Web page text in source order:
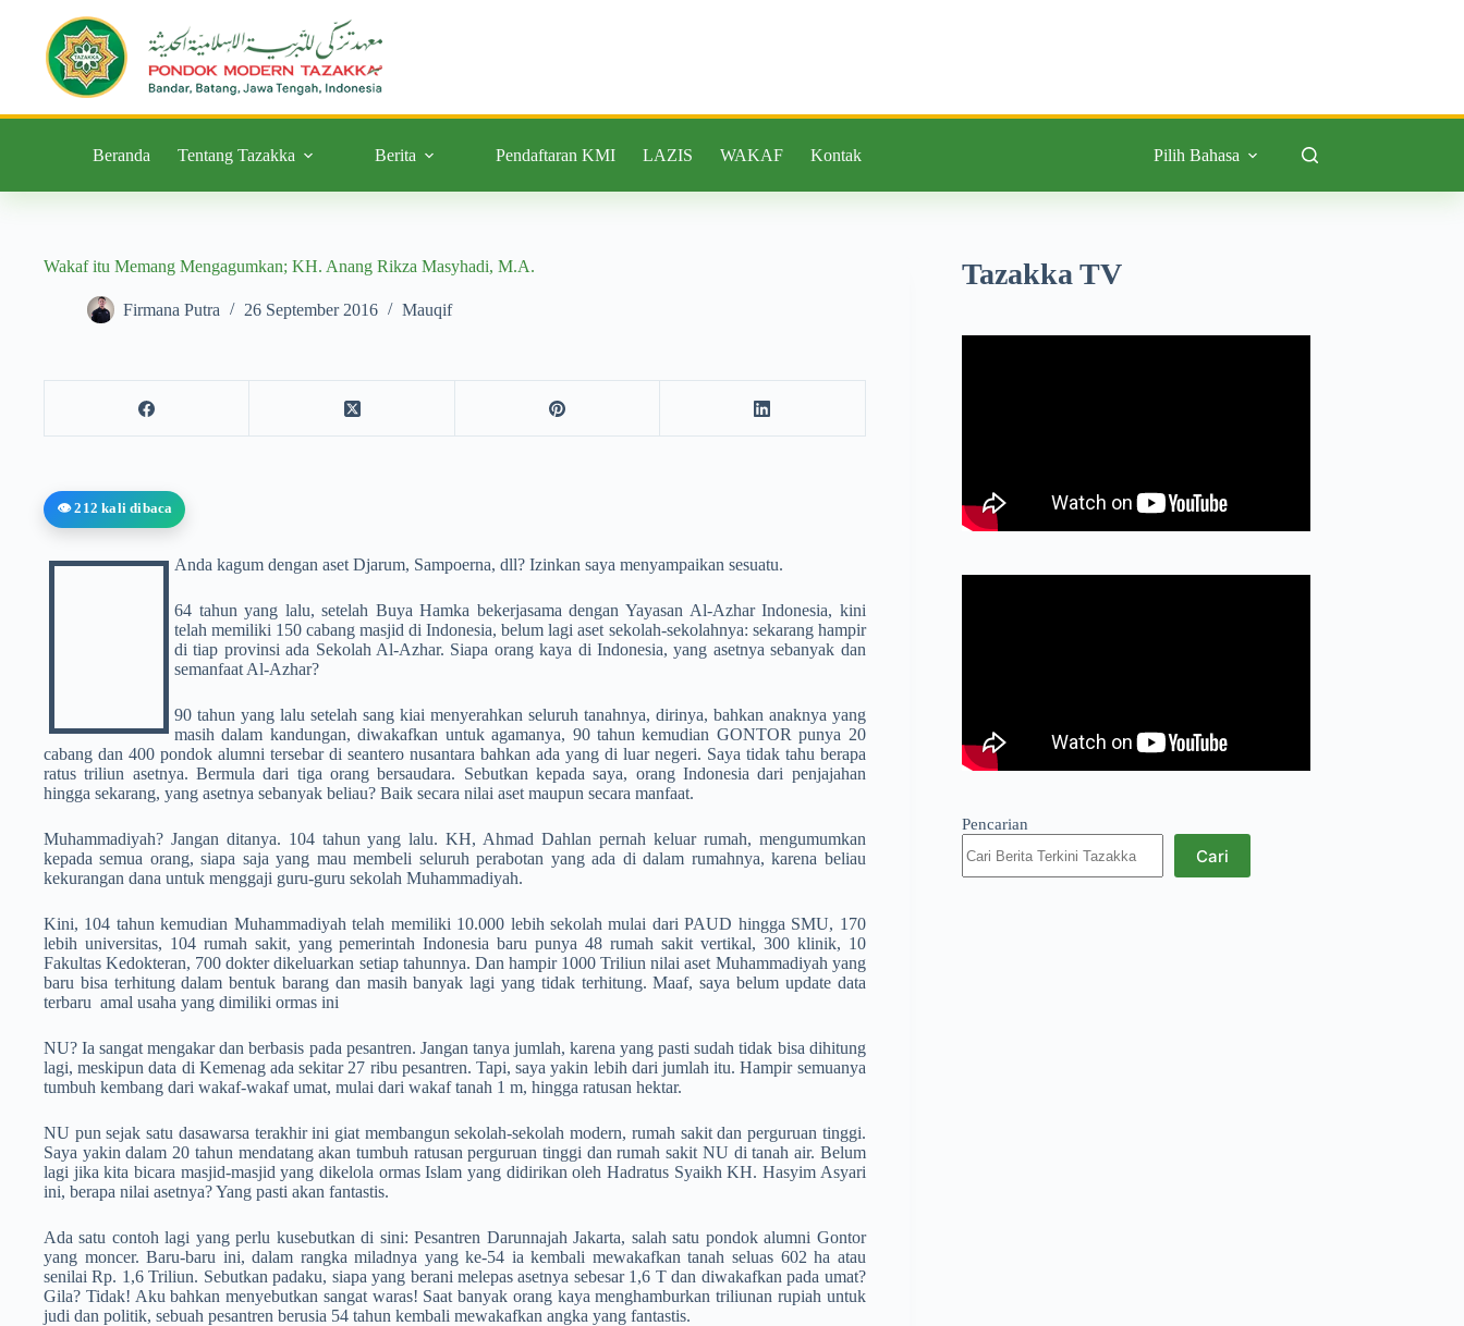
Beranda Tentang Tazakka Berita Pendaftaran KMI LAZIS WAKAF Kontak Pilih Bahasa
Wakaf itu Memang Mengagumkan; KH. Anang Rikza Masyhadi, M.A.
Firmana Putra 26 September 2016 Mauqif
👁️ 212 kali dibaca
Anda kagum dengan aset Djarum, Sampoerna, dll? Izinkan saya menyampaikan sesuatu.
64 tahun yang lalu, setelah Buya Hamka bekerjasama dengan Yayasan Al-Azhar Indonesia, kini
telah memiliki 150 cabang masjid di Indonesia, belum lagi aset sekolah-sekolahnya: sekarang hampir
di tiap provinsi ada Sekolah Al-Azhar. Siapa orang kaya di Indonesia, yang asetnya sebanyak dan
semanfaat Al-Azhar?
90 tahun yang lalu setelah sang kiai menyerahkan seluruh tanahnya, dirinya, bahkan anaknya yang
masih dalam kandungan, diwakafkan untuk agamanya, 90 tahun kemudian GONTOR punya 20
cabang dan 400 pondok alumni tersebar di seantero nusantara bahkan ada yang di luar negeri. Saya tidak tahu berapa
ratus triliun asetnya. Bermula dari tiga orang bersaudara. Sebutkan kepada saya, orang Indonesia dari penjajahan
hingga sekarang, yang asetnya sebanyak beliau? Baik secara nilai aset maupun secara manfaat.
Muhammadiyah? Jangan ditanya. 104 tahun yang lalu. KH, Ahmad Dahlan pernah keluar rumah, mengumumkan
kepada semua orang, siapa saja yang mau membeli seluruh perabotan yang ada di dalam rumahnya, karena beliau
kekurangan dana untuk menggaji guru-guru sekolah Muhammadiyah.
Kini, 104 tahun kemudian Muhammadiyah telah memiliki 10.000 lebih sekolah mulai dari PAUD hingga SMU, 170
lebih universitas, 104 rumah sakit, yang pemerintah Indonesia baru punya 48 rumah sakit vertikal, 300 klinik, 10
Fakultas Kedokteran, 700 dokter dikeluarkan setiap tahunnya. Dan hampir 1000 Triliun nilai aset Muhammadiyah yang
baru bisa terhitung dalam bentuk barang dan masih banyak lagi yang tidak terhitung. Maaf, saya belum update data
terbaru amal usaha yang dimiliki ormas ini
NU? Ia sangat mengakar dan berbasis pada pesantren. Jangan tanya jumlah, karena yang pasti sudah tidak bisa dihitung
lagi, meskipun data di Kemenag ada sekitar 27 ribu pesantren. Tapi, saya yakin lebih dari jumlah itu. Hampir semuanya
tumbuh kembang dari wakaf-wakaf umat, mulai dari wakaf tanah 1 m, hingga ratusan hektar.
NU pun sejak satu dasawarsa terakhir ini giat membangun sekolah-sekolah modern, rumah sakit dan perguruan tinggi.
Saya yakin dalam 20 tahun mendatang akan tumbuh ratusan perguruan tinggi dan rumah sakit NU di tanah air. Belum
lagi jika kita bicara masjid-masjid yang dikelola ormas Islam yang didirikan oleh Hadratus Syaikh KH. Hasyim Asyari
ini, berapa nilai asetnya? Yang pasti akan fantastis.
Ada satu contoh lagi yang perlu kusebutkan di sini: Pesantren Darunnajah Jakarta, salah satu pondok alumni Gontor
yang moncer. Baru-baru ini, dalam rangka miladnya yang ke-54 ia kembali mewakafkan tanah seluas 602 ha atau
senilai Rp. 1,6 Triliun. Sebutkan padaku, siapa yang berani melepas asetnya sebesar 1,6 T dan diwakafkan pada umat?
Gila? Tidak! Aku bahkan menyebutkan sangat waras! Saat banyak orang kaya menghamburkan triliunan rupiah untuk
judi dan politik, sebuah pesantren berusia 54 tahun kembali mewakafkan angka yang fantastis.
Tazakka TV
Pencarian
Cari